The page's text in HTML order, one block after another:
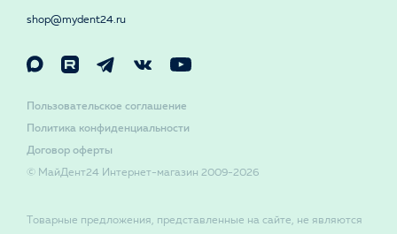
shop@mydent24.ru
© МайДент24 Интернет-магазин 2009-2026
Договор оферты
Политика конфиденциальности
Пользовательское соглашение
Товарные предложения, представленные на сайте, не являются